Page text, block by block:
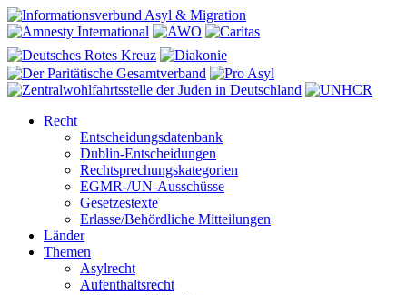
Recht
Entscheidungsdatenbank
Dublin-Entscheidungen
Rechtsprechungskategorien
EGMR-/UN-Ausschüsse
Gesetzestexte
Erlasse/Behördliche Mitteilungen
Länder
Themen
Asylrecht
Aufenthaltsrecht